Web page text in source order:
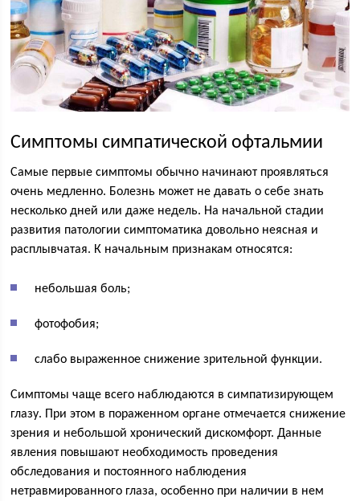
Симптомы симпатической офтальмии
Самые первые симптомы обычно начинают проявляться
очень медленно. Болезнь может не давать о себе знать
несколько дней или даже недель. На начальной стадии
развития патологии симптоматика довольно неясная и
расплывчатая. К начальным признакам относятся:
небольшая боль;
фотофобия;
слабо выраженное снижение зрительной функции.
Симптомы чаще всего наблюдаются в симпатизирующем
глазу. При этом в пораженном органе отмечается снижение
зрения и небольшой хронический дискомфорт. Данные
явления повышают необходимость проведения
обследования и постоянного наблюдения
нетравмированного глаза, особенно при наличии в нем